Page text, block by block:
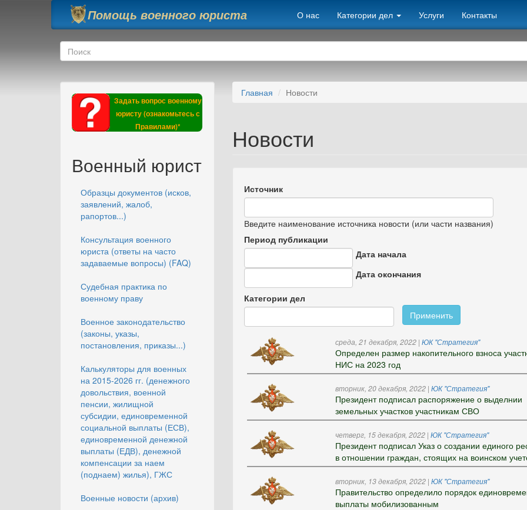
Перейти к основному содержанию
Помощь военного юриста О нас Категории дел Услуги Контакты
Форма поиска
Поиск
Задать вопрос военному
юристу (ознакомьтесь с
Правилами)*
Военный юрист
Образцы документов (исков,
заявлений, жалоб,
рапортов...)
Консультация военного
юриста (ответы на часто
задаваемые вопросы) (FAQ)
Судебная практика по
военному праву
Военное законодательство
(законы, указы,
постановления, приказы...)
Калькуляторы для военных
на 2015-2026 гг. (денежного
довольствия, военной
пенсии, жилищной
субсидии, единовременной
социальной выплаты (ЕСВ),
единовременной денежной
выплаты (ЕДВ), денежной
компенсации за наем
(поднаем) жилья), ГЖС
Военные новости (архив)
Главная Новости
Новости
Источник
Введите наименование источника новости (или части названия)
Период публикации
Дата начала
Дата окончания
Дата
Категории дел
Применить
среда, 21 декабря, 2022| ЮК "Стратегия"
Определен размер накопительного взноса
НИС на 2023 год
вторник, 20 декабря, 2022| ЮК "Стратегия"
Президент подписал распоряжение о выделнии
земельных участков участникам СВО
четверг, 15 декабря, 2022| ЮК "Стратегия"
Президент подписал Указ о создании единого
в отношении граждан, стоящих на воинском
вторник, 13 декабря, 2022| ЮК "Стратегия"
Правительство определило порядок
выплаты мобилизованным